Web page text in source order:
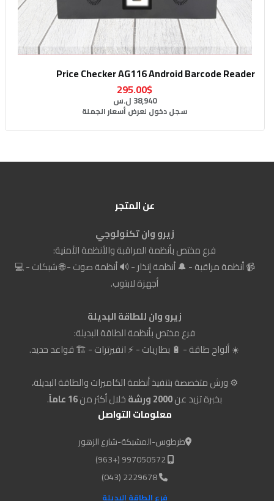
Price Checker AG116 Android Barcode Reader
295.00$
38,940 ل.س
سجل دخول لعرض أسعار الجملة
عن المتجر
زيرو وان تكنولوجي
فرع مختص بأنظمة المراقبة والأنظمة الأمنية:
📹 أنظمة مراقبة - 🔔 أنظمة إنذار - 🔊 أنظمة صوت - 🌐 شبكات - 💻
أجهزة لابتوب.
زيرو وان للطاقة البديلة
فرع مختص بأنظمة الطاقة البديلة:
☀️ ألواح طاقة - 🔋 بطاريات - ⚡ انفيرترات - 🏗️ قواعد حديد.
⚙️ ورش متخصصة بتنفيذ أنظمة الكاميرات والطاقة البديلة،
بخبرة تزيد عن2000 ورشة خلال أكثر من16 عاماً
.
معلومات التواصل
طرطوس-المشبكة-شارع الزهور
2229678 (043)
فرع الطاقة البديلة